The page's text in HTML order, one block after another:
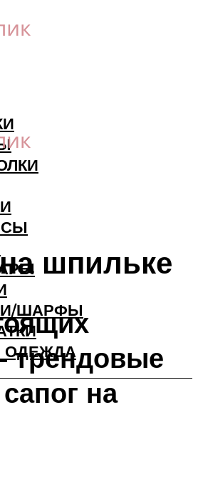
ШАРФЫ
ОДЕЖДА
шпильке
трендовые
на